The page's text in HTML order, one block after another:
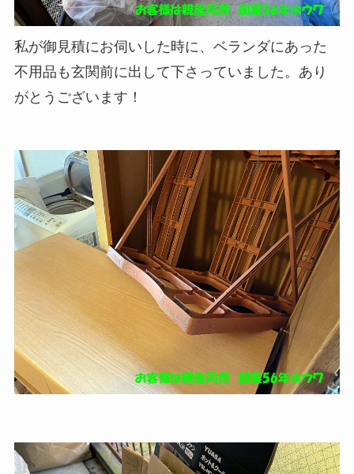
私が御見積にお伺いした時に、ベランダにあった
不用品も玄関前に出して下さっていました。あり
がとうございます！